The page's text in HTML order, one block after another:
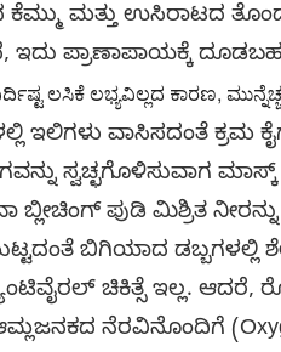
ಕೆಮ್ಮು ಮತ್ತು ಉಸಿರಾಟದ
ಇದು ಪ್ರಾಣಾಪಾಯಕ್ಕೆ
ನಿರ್ದಿಷ್ಟ ಲಸಿಕೆ ಲಭ್ಯವಿಲ್ಲದ ಕಾರಣ,
ಇಲಿಗಳು ವಾಸಿಸದಂತೆ ಕ್ರಮ
ಸ್ವಚ್ಛಗೊಳಿಸುವಾಗ
ಪುಡಿ ಮಿಶ್ರಿತ
ಬಿಗಿಯಾದ ಡಬ್ಬಗಳಲ್ಲಿ
ಚಿಕಿತ್ಸೆ ಇಲ್ಲ. ಆದರೆ,
ನೆರವಿನೊಂದಿಗೆ